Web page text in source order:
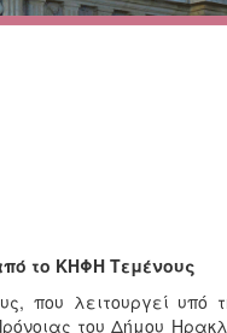
το ΚΗΦΗ Τεμένους
που λειτουργεί υπό
του Δήμου